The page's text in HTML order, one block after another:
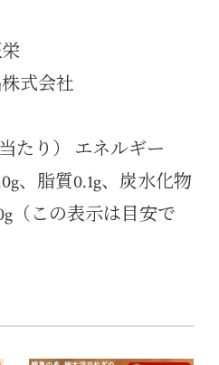
式会社
たり） エネルギー
、脂質0.1g、炭水化物
（この表示は目安で